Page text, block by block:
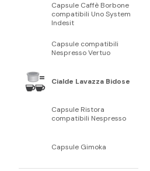
Capsule Caffè Borbone
compatibili Uno System
Indesit
Capsule compatibili
Nespresso Vertuo
Cialde Lavazza Bidose
Capsule Ristora
compatibili Nespresso
Capsule Gimoka